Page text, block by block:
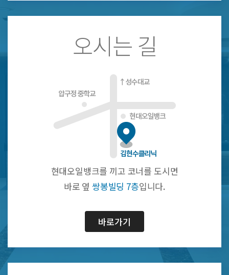
오시는 길
현대오일뱅크를 끼고 코너를 도시면
바로 옆 쌍봉빌딩 7층입니다.
바로가기